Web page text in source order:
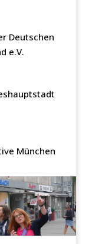
Deutschen
e.V.
München